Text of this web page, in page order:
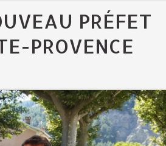
PRÉFET
PROVENCE